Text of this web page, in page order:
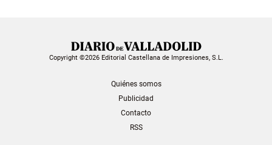
Copyright ©2026 Editorial Castellana de Impresiones, S.L.
Quiénes somos
Publicidad
Contacto
RSS